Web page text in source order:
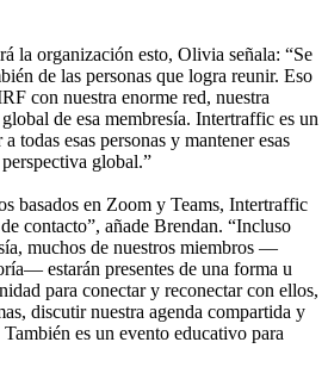
la organización esto, Olivia señala: “Se
de las personas que logra reunir. Eso
con nuestra enorme red, nuestra
de esa membresía. Intertraffic es un
todas esas personas y mantener esas
global.”
basados en Zoom y Teams, Intertraffic
contacto”, añade Brendan. “Incluso
muchos de nuestros miembros —
estarán presentes de una forma u
para conectar y reconectar con ellos,
discutir nuestra agenda compartida y
es un evento educativo para